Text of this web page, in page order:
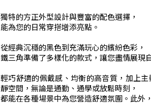
獨特的方正外型設計與豐富的配色選擇，
能為您的日常穿搭增添亮點。
從經典沉穩的黑色到充滿玩心的繽紛色彩，
鐵三角準備了多樣化的款式，讓您盡情展現
輕巧舒適的佩戴感、均衡的高音質，加上
靜空間，無論是通勤、通學或放鬆時刻，
都能在各種場景中為您營造舒適氛圍。此外，